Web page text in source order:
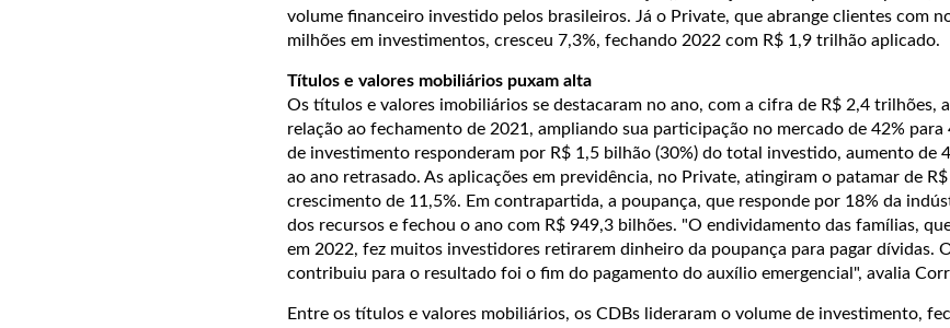
volume financeiro investido pelos brasileiros. Já o Private, que abrange clientes com
milhões em investimentos, cresceu 7,3%, fechando 2022 com R$ 1,9 trilhão aplicado.
Títulos e valores mobiliários puxam alta
Os títulos e valores imobiliários se destacaram no ano, com a cifra de R$ 2,4 trilhões,
relação ao fechamento de 2021, ampliando sua participação no mercado de 42% para
de investimento responderam por R$ 1,5 bilhão (30%) do total investido, aumento de
ao ano retrasado. As aplicações em previdência, no Private, atingiram o patamar de
crescimento de 11,5%. Em contrapartida, a poupança, que responde por 18% da
dos recursos e fechou o ano com R$ 949,3 bilhões. "O endividamento das famílias,
em 2022, fez muitos investidores retirarem dinheiro da poupança para pagar dívidas.
contribuiu para o resultado foi o fim do pagamento do auxílio emergencial", avalia
Entre os títulos e valores mobiliários, os CDBs lideraram o volume de investimento,